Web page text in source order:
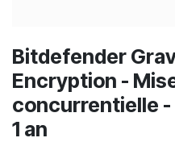
Bitdefender
Encryption -
concurrentielle
1 an